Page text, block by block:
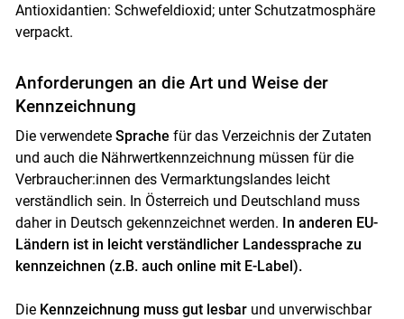
Antioxidantien: Schwefeldioxid; unter Schutzatmosphäre
verpackt.
Anforderungen an die Art und Weise der
Kennzeichnung
Die verwendete Sprache für das Verzeichnis der Zutaten
und auch die Nährwertkennzeichnung müssen für die
Verbraucher:innen des Vermarktungslandes leicht
verständlich sein. In Österreich und Deutschland muss
daher in Deutsch gekennzeichnet werden. In anderen EU-
Ländern ist in leicht verständlicher Landessprache zu
kennzeichnen (z.B. auch online mit E-Label).
Die Kennzeichnung muss gut lesbarund unverwischbar